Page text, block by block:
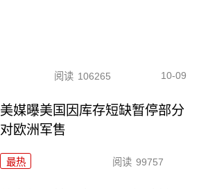
阅读 106265 10-09
美媒曝美国因库存短缺暂停部分
对欧洲军售
最热 阅读 99757